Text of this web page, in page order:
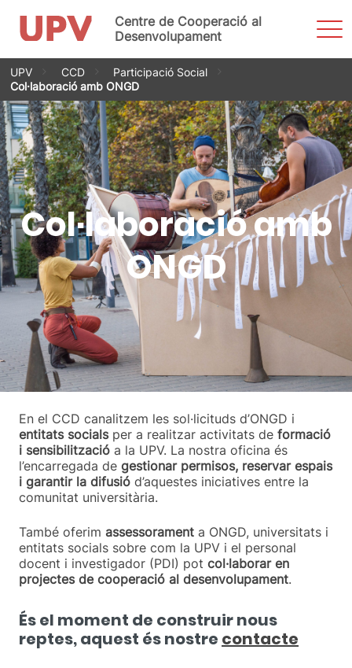
Vés
contingut
Centre de Cooperació al
Desenvolupament
UPV CCD
Participació Social
Col·laboració amb ONGD
Col·laboració amb
ONGD
En el CCD canalitzem les sol·licituds d’ONGD i
entitats socials per a realitzar activitats de formació
i sensibilització a la UPV. La nostra oficina és
l’encarregada de gestionar permisos, reservar espais
i garantir la difusió d’aquestes iniciatives entre la
comunitat universitària.
També oferim assessorament a ONGD, universitats i
entitats socials sobre com la UPV i el personal
docent i investigador (PDI) pot col·laborar en
projectes de cooperació al desenvolupament.
És el moment de construir nous
reptes, aquest és nostre contacte